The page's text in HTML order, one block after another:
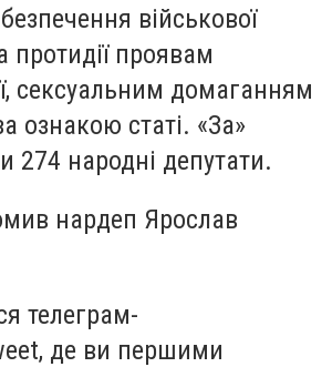
військової
протидії проявам
сексуальним домаганням
ознакою статі. «За»
274 народні депутати.
нардеп Ярослав
телеграм-
де ви першими